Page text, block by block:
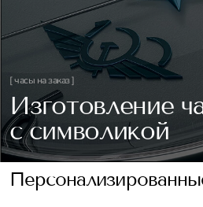
[ часы на заказ ]
Изготовление
с символикой